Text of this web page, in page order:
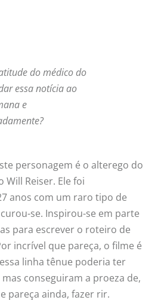
do médico do
essa notícia ao
e
personagem é o alterego do
Reiser. Ele foi
anos com um raro tipo de
se. Inspirou-se em parte
para escrever o roteiro de
incrível que pareça, o filme é
linha tênue poderia ter
conseguiram a proeza de,
pareça ainda, fazer rir.